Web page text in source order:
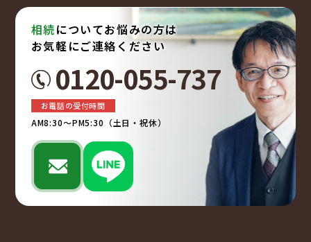
2025/01/16 家族信託
家族信託は必要ない？不要なケース・必要なケ
ースをわかりやすく解説
2025/01/09 家族信託
家族信託と任意後見制度との違いとは？選ぶポ
イントや併用すべきケースについて
2024/12/26 家族信託
家族信託の7つのメリット・デメリット｜利用
相続についてお悩みの方は
お気軽にご連絡ください
0120-055-737
お電話の受付時間
AM8:30～PM5:30（土日・祝休）